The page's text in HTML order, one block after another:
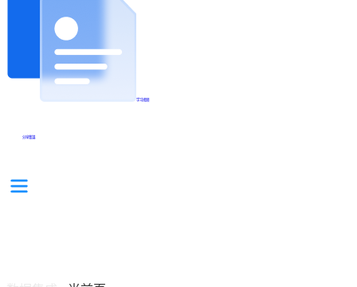
学习视频
分享集锦